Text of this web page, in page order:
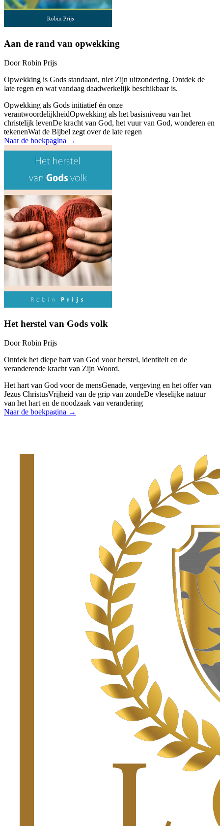
Aan de rand van opwekking
DoorRobin Prijs
Opwekking is Gods standaard, niet Zijn uitzondering. Ontdek de
late regen en wat vandaag daadwerkelijk beschikbaar is.
Opwekking als Gods initiatief én onze
verantwoordelijkheidOpwekking als het basisniveau van het
christelijk levenDe kracht van God, het vuur van God, wonderen en
tekenenWat de Bijbel zegt over de late regen
Naar de boekpagina →
Het herstel van Gods volk
DoorRobin Prijs
Ontdek het diepe hart van God voor herstel, identiteit en de
veranderende kracht van Zijn Woord.
Het hart van God voor de mensGenade, vergeving en het offer van
Jezus ChristusVrijheid van de grip van zondeDe vleselijke natuur
van het hart en de noodzaak van verandering
Naar de boekpagina →